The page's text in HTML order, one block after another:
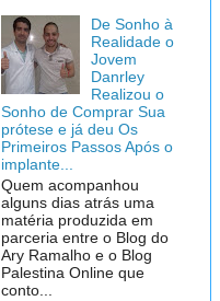
De Sonho à
Realidade o
Jovem
Danrley
Realizou o
Sonho de Comprar Sua
prótese e já deu Os
Primeiros Passos Após o
implante...
Quem acompanhou
alguns dias atrás uma
matéria produzida em
parceria entre o Blog do
Ary Ramalho e o Blog
Palestina Online que
conto...